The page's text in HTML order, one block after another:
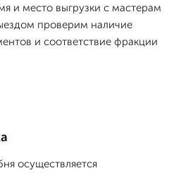
и место выгрузки с мастерам
проверим наличие
и соответствие фракции
осуществляется